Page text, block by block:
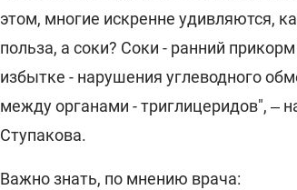
этом, многие искренне удивляются,
польза, а соки? Соки - ранний
избытке - нарушения углеводного
между органами - триглицеридов", ‒
Ступакова.
Важно знать, по мнению врача: